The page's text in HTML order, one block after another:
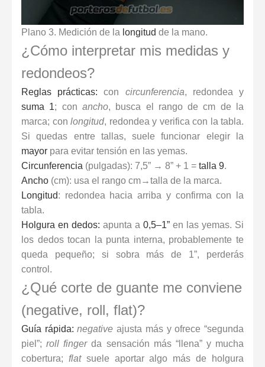
Plano 3. Medición de la longitud de la mano.
¿Cómo interpretar mis medidas y
redondeos?
Reglas prácticas: con circunferencia, redondea y
suma 1; con ancho, busca el rango de cm de la
marca; con longitud, redondea y verifica con la tabla.
Si quedas entre tallas, suele funcionar elegir la
mayor para evitar tensión en las yemas.
Circunferencia (pulgadas): 7,5” → 8” + 1 = talla 9.
Ancho (cm): usa el rango cm→talla de la marca.
Longitud: redondea hacia arriba y confirma con la
tabla.
Holgura en dedos: apunta a 0,5–1” en las yemas. Si
los dedos tocan la punta interna, probablemente te
queda pequeño; si sobra más de 1”, perderás
control.
¿Qué corte de guante me conviene
(negative, roll, flat)?
Guía rápida: negative ajusta más y ofrece “segunda
piel”;roll fingerda sensación más “llena” y mucha
cobertura; flatsuele aportar algo más de holgura